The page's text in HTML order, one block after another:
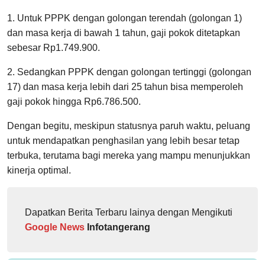
1. Untuk PPPK dengan golongan terendah (golongan 1)
dan masa kerja di bawah 1 tahun, gaji pokok ditetapkan
sebesar Rp1.749.900.
2. Sedangkan PPPK dengan golongan tertinggi (golongan
17) dan masa kerja lebih dari 25 tahun bisa memperoleh
gaji pokok hingga Rp6.786.500.
Dengan begitu, meskipun statusnya paruh waktu, peluang
untuk mendapatkan penghasilan yang lebih besar tetap
terbuka, terutama bagi mereka yang mampu menunjukkan
kinerja optimal.
Dapatkan Berita Terbaru lainya dengan Mengikuti
Google News Infotangerang